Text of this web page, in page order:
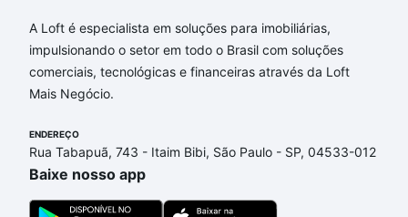
Apartamentos com 4 suites à venda em Alphaville
Dom Pedro, Campinas, SP que custam a partir de
R$ 0 e com nossas opções de financiamento
imobiliário as parcelas podem se adequar ao seu
envolvidos no processo de compra, veja em nosso
portal quanto custa comprar um apartamento e
conte com a gente para comprar o imóvel dos seus
sonhos com segurança e conforto. Loft, com você
A Loft é especialista em soluções para imobiliárias,
impulsionando o setor em todo o Brasil com soluções
comerciais, tecnológicas e financeiras através da Loft
Mais Negócio.
ENDEREÇO
Rua Tabapuã, 743 - Itaim Bibi, São Paulo - SP, 04533-012
Baixe nosso app